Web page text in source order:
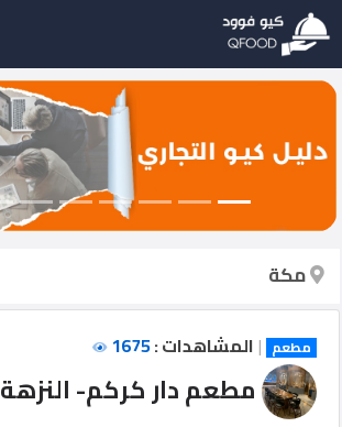
أضف
جديد
أحدث
الإضافات
تسجيل
الدخول
مكة
مطعم | المشاهدات :1675
مطعم دار كركم- النزهة